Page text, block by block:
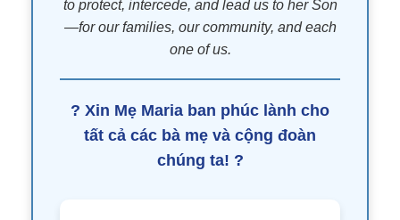
to protect, intercede, and lead us to her Son
—for our families, our community, and each
one of us.
? Xin Mẹ Maria ban phúc lành cho
tất cả các bà mẹ và cộng đoàn
chúng ta! ?